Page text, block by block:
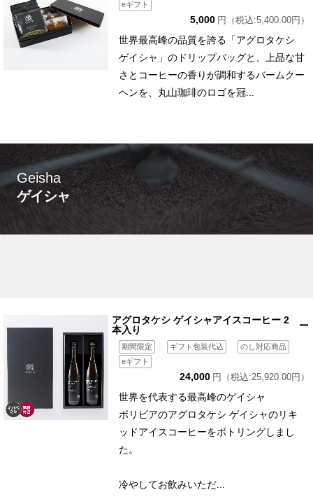
eギフト
5,000 円（税込:5,400.00円）
世界最高峰の品質を誇る「アグロタケシ
ゲイシャ」のドリップバッグと、上品な甘
さとコーヒーの香りが調和するバームクー
ヘンを、丸山珈琲のロゴを冠...
Geisha
ゲイシャ
アグロタケシ ゲイシャアイスコーヒー 2
本入り
期間限定 ギフト包装代込
のし対応商品
eギフト
24,000 円（税込:25,920.00円）
世界を代表する最高峰のゲイシャ
ボリビアのアグロタケシ ゲイシャのリキ
ッドアイスコーヒーをボトリングしまし
た。
冷やしてお飲みいただ...